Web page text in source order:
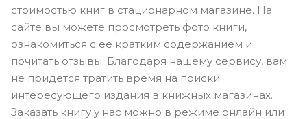
стоимостью книг в стационарном магазине. На
сайте вы можете просмотреть фото книги,
ознакомиться с ее кратким содержанием и
почитать отзывы. Благодаря нашему сервису, вам
не придется тратить время на поиски
интересующего издания в книжных магазинах.
Заказать книгу у нас можно в режиме онлайн или